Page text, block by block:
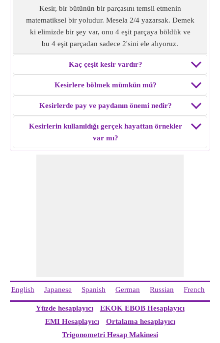
Kesir, bir bütünün bir parçasını temsil etmenin
matematiksel bir yoludur. Mesela 2/4 yazarsak. Demek
ki elimizde bir şey var, onu 4 eşit parçaya böldük ve
bu 4 eşit parçadan sadece 2'sini ele alıyoruz.
Kaç çeşit kesir vardır?
Kesirlere bölmek mümkün mü?
Kesirlerde pay ve paydanın önemi nedir?
Kesirlerin kullanıldığı gerçek hayattan örnekler
var mı?
English Japanese Spanish German Russian French
Yüzde hesaplayıcı
EKOK EBOB Hesaplayıcı
EMI Hesaplayıcı
Ortalama hesaplayıcı
Trigonometri Hesap Makinesi